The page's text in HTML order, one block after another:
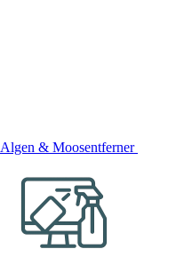
Algen & Moosentferner